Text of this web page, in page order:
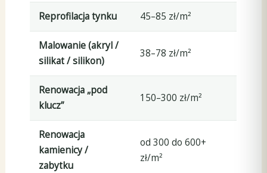
Reprofilacja tynku 45–85 zł/m²
Malowanie (akryl /
silikat / silikon)
38–78 zł/m²
Renowacja „pod
klucz”
150–300 zł/m²
Renowacja
kamienicy /
zabytku
od 300 do 600+
zł/m²